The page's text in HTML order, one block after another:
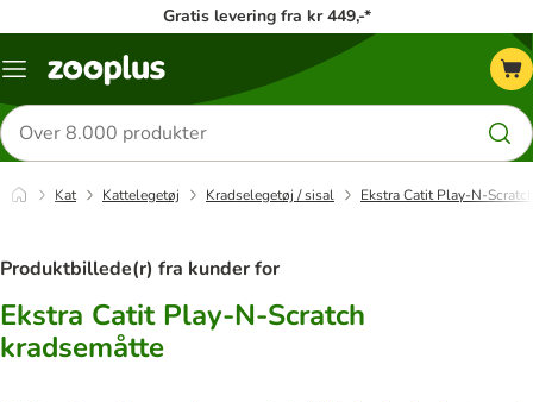
Gratis levering fra kr 449,-*
Menu
Søg
efter
produkter
Kat Kattelegetøj Kradselegetøj / sisal Ekstra Catit Play-N-
Produktbillede(r) fra kunder for
Ekstra Catit Play-N-Scratch
kradsemåtte